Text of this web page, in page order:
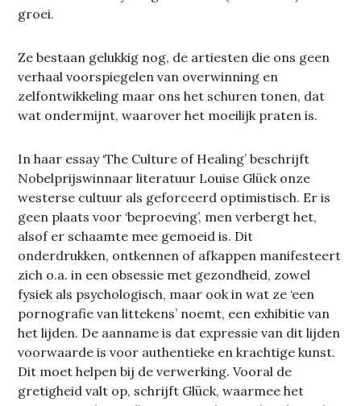
groei.
Ze bestaan gelukkig nog, de artiesten die ons geen
verhaal voorspiegelen van overwinning en
zelfontwikkeling maar ons het schuren tonen, dat
wat ondermijnt, waarover het moeilijk praten is.
In haar essay ‘The Culture of Healing’ beschrijft
Nobelprijswinnaar literatuur Louise Glück onze
westerse cultuur als geforceerd optimistisch. Er is
geen plaats voor ‘beproeving’, men verbergt het,
alsof er schaamte mee gemoeid is. Dit
onderdrukken, ontkennen of afkappen manifesteert
zich o.a. in een obsessie met gezondheid, zowel
fysiek als psychologisch, maar ook in wat ze ‘een
pornografie van littekens’ noemt, een exhibitie van
het lijden. De aanname is dat expressie van dit lijden
voorwaarde is voor authentieke en krachtige kunst.
Dit moet helpen bij de verwerking. Vooral de
gretigheid valt op, schrijft Glück, waarmee het